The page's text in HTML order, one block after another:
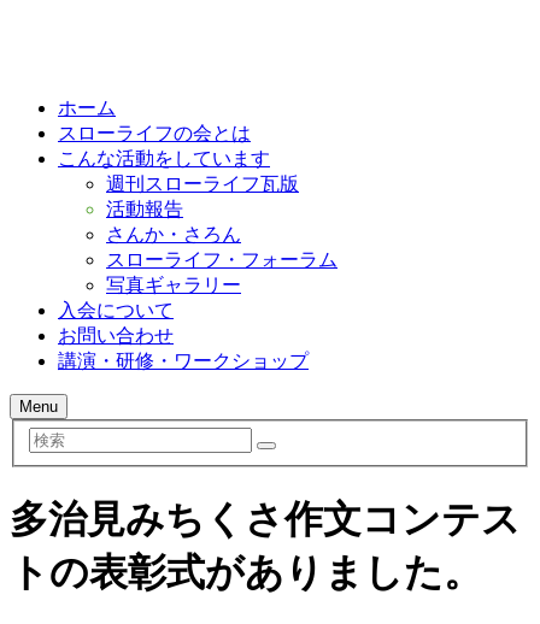
ホーム
スローライフの会とは
こんな活動をしています
週刊スローライフ瓦版
活動報告
さんか・さろん
スローライフ・フォーラム
写真ギャラリー
入会について
お問い合わせ
講演・研修・ワークショップ
Menu
検
索
多治見みちくさ作文コンテス
トの表彰式がありました。